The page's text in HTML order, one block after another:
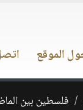
الموقع
فلسطين بين